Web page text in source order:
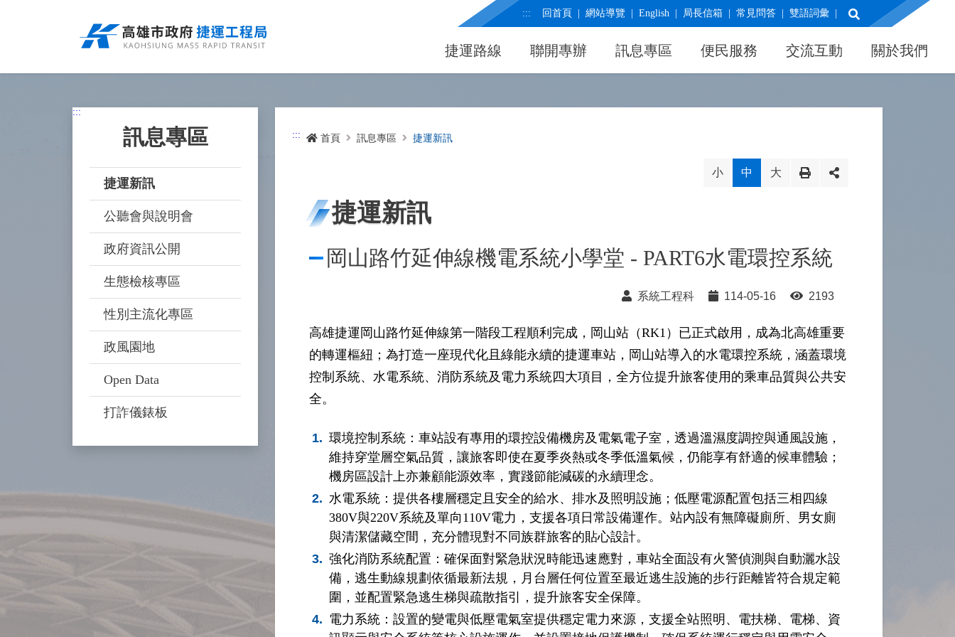
::: 回首頁 網站導覽 English 局長信箱 常見問答 雙語詞彙 展開搜尋
捷運路線 聯開專辦 訊息專區 便民服務 交流互動 關於我們
:::
訊息專區
捷運新訊
公聽會與說明會
政府資訊公開
生態檢核專區
性別主流化專區
政風園地
Open Data
打詐儀錶板
::: 首頁 訊息專區 捷運新訊
小 中 大
捷運新訊
岡山路竹延伸線機電系統小學堂 - PART6水電環控系統
系統工程科 114-05-16 2193
高雄捷運岡山路竹延伸線第一階段工程順利完成，岡山站（RK1）已正式啟用，成為北高雄重要
的轉運樞紐；為打造一座現代化且綠能永續的捷運車站，岡山站導入的水電環控系統，涵蓋環境
控制系統、水電系統、消防系統及電力系統四大項目，全方位提升旅客使用的乘車品質與公共安
全。
環境控制系統：車站設有專用的環控設備機房及電氣電子室，透過溫濕度調控與通風設施，
維持穿堂層空氣品質，讓旅客即使在夏季炎熱或冬季低溫氣候，仍能享有舒適的候車體驗；
機房區設計上亦兼顧能源效率，實踐節能減碳的永續理念。
水電系統：提供各樓層穩定且安全的給水、排水及照明設施；低壓電源配置包括三相四線
380V與220V系統及單向110V電力，支援各項日常設備運作。站內設有無障礙廁所、男女廁
與清潔儲藏空間，充分體現對不同族群旅客的貼心設計。
強化消防系統配置：確保面對緊急狀況時能迅速應對，車站全面設有火警偵測與自動灑水設
備，逃生動線規劃依循最新法規，月台層任何位置至最近逃生設施的步行距離皆符合規定範
圍，並配置緊急逃生梯與疏散指引，提升旅客安全保障。
電力系統：設置的變電與低壓電氣室提供穩定電力來源，支援全站照明、電扶梯、電梯、資